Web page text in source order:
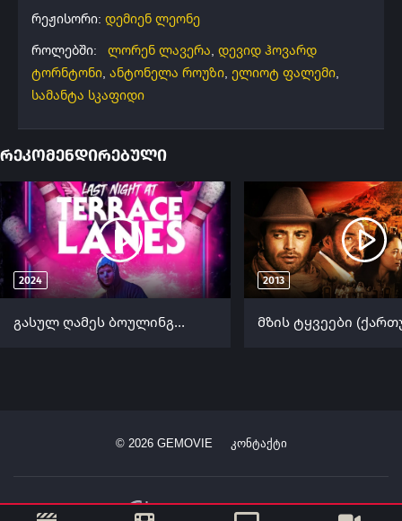
რეჟისორი: დემიენ ლეონე
როლებში:
ლორენ ლავერა, დევიდ ჰოვარდ
ტორნტონი, ანტონელა როუზი, ელიოტ ფალემი,
სამანტა სკაფიდი
რეკომენდირებული
2024
გასულ ღამეს ბოულინგში (ქართულად) / Last Night at Terrace Lanes (Gasul Games Boulingshi Qartulad) ქართულად 2024
2013
© 2026GEMOVIE კონტაქტი